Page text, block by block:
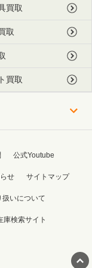
買取
取
買取
公式Youtube
せ サイトマップ
いについて
庫検索サイト